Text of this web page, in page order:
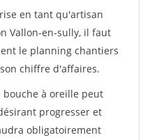
en tant qu'artisan
Vallon-en-sully, il faut
le planning chantiers
chiffre d'affaires.
bouche à oreille peut
progresser et
obligatoirement